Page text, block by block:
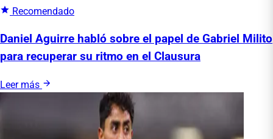
Recomendado
Daniel Aguirre habló sobre el papel de Gabriel Milito
para recuperar su ritmo en el Clausura
Leer más